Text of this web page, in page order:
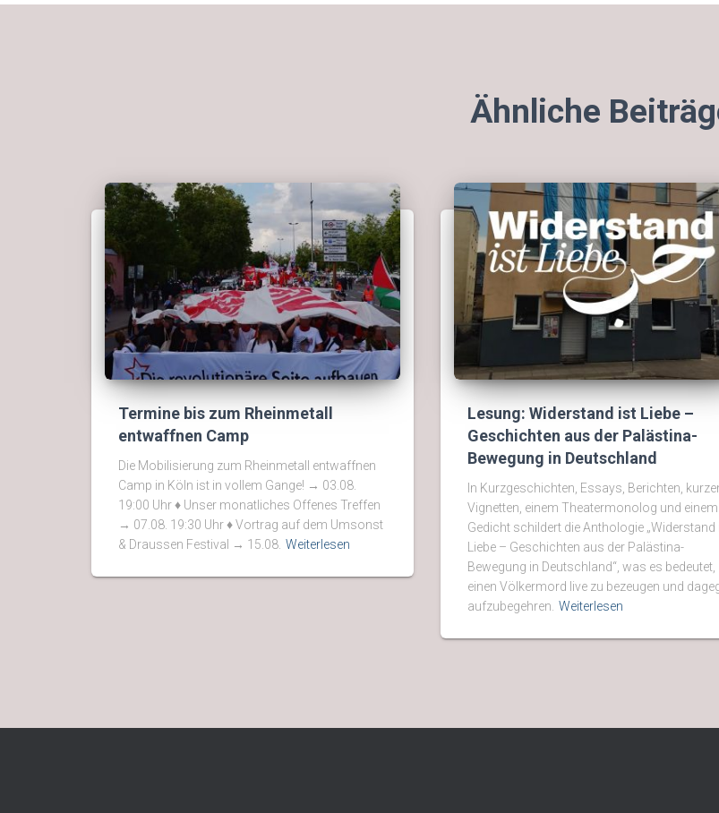
Ähnliche
Termine bis zum Rheinmetall
entwaffnen Camp
Die Mobilisierung zum Rheinmetall entwaffnen
Camp in Köln ist in vollem Gange! → 03.08.
19:00 Uhr ♦ Unser monatliches Offenes Treffen
→ 07.08. 19:30 Uhr ♦ Vortrag auf dem Umsonst
& Draussen Festival → 15.08. Weiterlesen
Lesung: Widerstand ist Liebe –
Geschichten aus der Palästina-
Bewegung in Deutschland
In Kurzgeschichten, Essays, Berichten,
Vignetten, einem Theatermonolog und einem
Gedicht schildert die Anthologie „Widerstand
Liebe – Geschichten aus der Palästina-
Bewegung in Deutschland“, was es bedeutet,
einen Völkermord live zu bezeugen und
aufzubegehren. Weiterlesen